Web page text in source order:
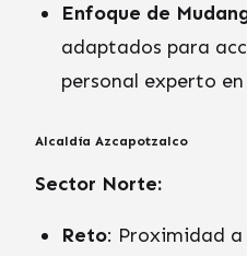
Enfoque de
adaptados para
personal experto
Alcaldía Azcapotzalco
Sector Norte:
Reto: Proximidad